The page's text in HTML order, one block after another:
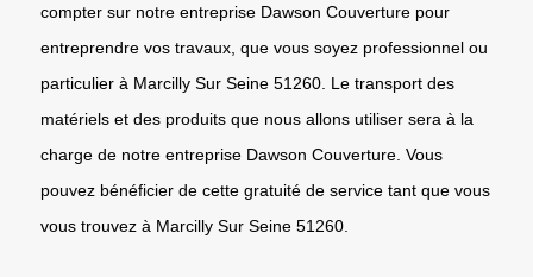
compter sur notre entreprise Dawson Couverture pour
entreprendre vos travaux, que vous soyez professionnel ou
particulier à Marcilly Sur Seine 51260. Le transport des
matériels et des produits que nous allons utiliser sera à la
charge de notre entreprise Dawson Couverture. Vous
pouvez bénéficier de cette gratuité de service tant que vous
vous trouvez à Marcilly Sur Seine 51260.